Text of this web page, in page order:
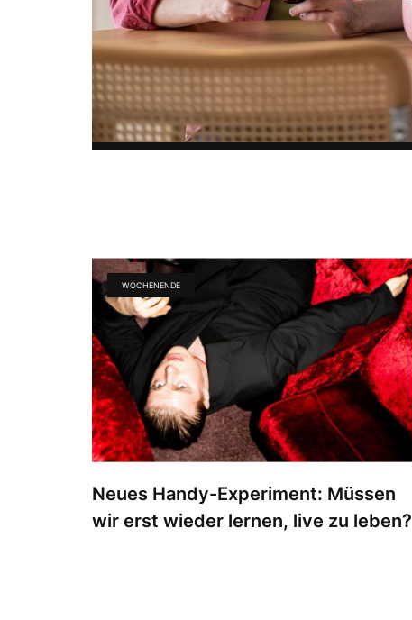
Neues Handy-Experiment: Müssen
wir erst wieder lernen, live zu leben?
WOCHENENDE